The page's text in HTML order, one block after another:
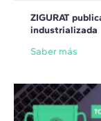
ZIGURAT
industrializada
Saber más